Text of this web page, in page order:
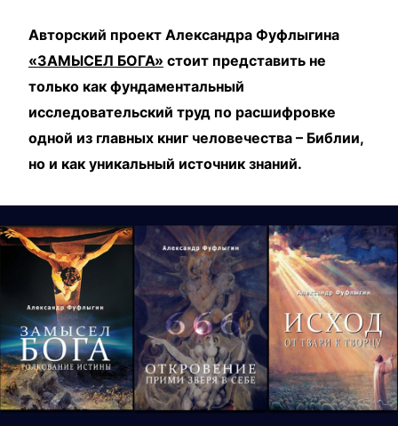
Авторский проект Александра Фуфлыгина
«ЗАМЫСЕЛ БОГА» стоит представить не
только как фундаментальный
исследовательский труд по расшифровке
одной из главных книг человечества – Библии,
но и как уникальный источник знаний.